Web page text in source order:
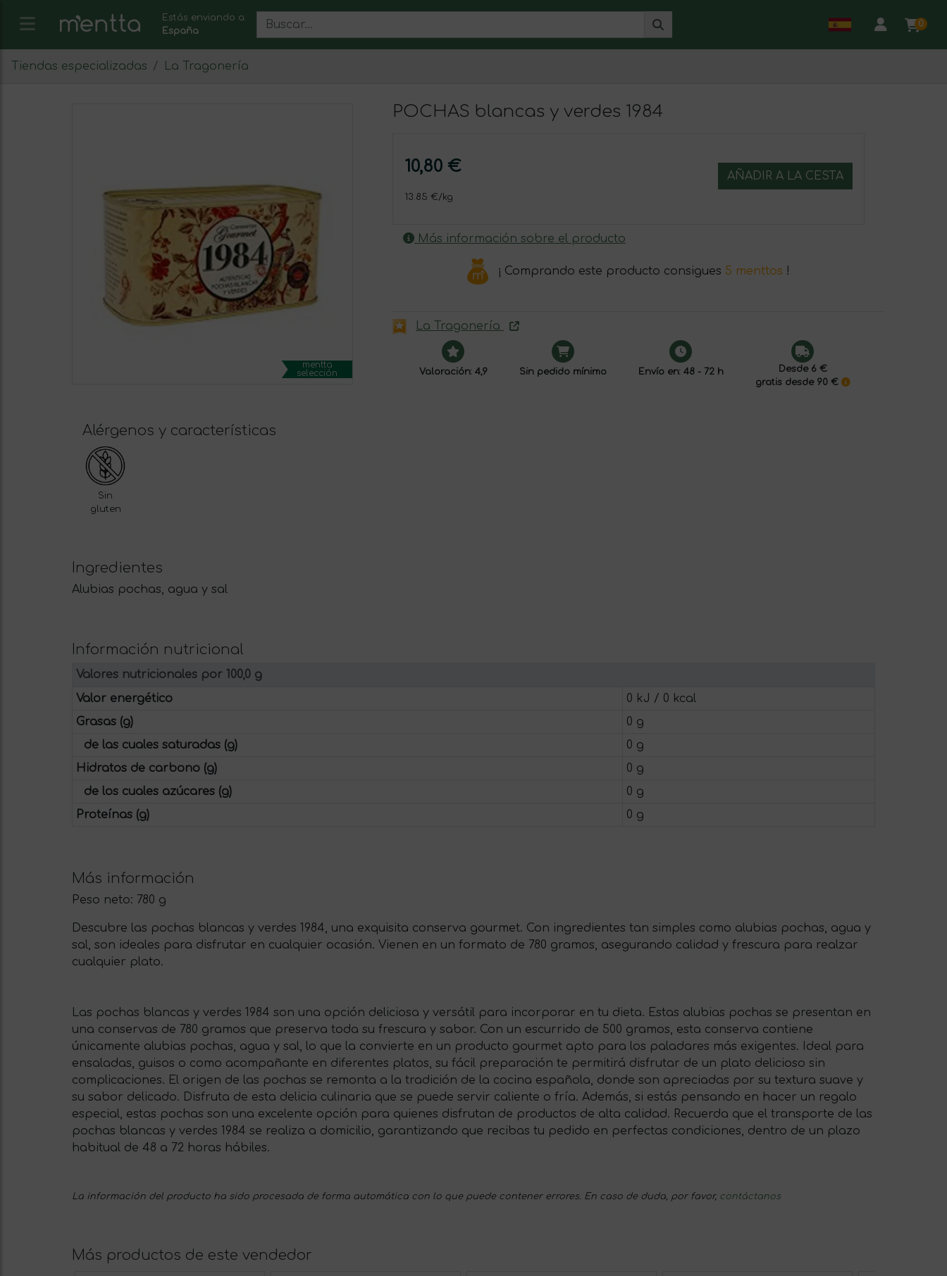
Estás enviando a:
España
0
Tiendas especializadas La Tragonería
mentta
selección
POCHAS blancas y verdes 1984
10,80 €
13.85 €/kg
AÑADIR A LA CESTA
Más información sobre el producto
¡ Comprando este producto consigues 5 menttos !
La Tragonería
Valoración: 4,9 Sin pedido mínimo Envío en: 48 - 72 h
Desde 6 €
gratis desde 90 €
Alérgenos y características
Sin
gluten
Ingredientes
Alubias pochas, agua y sal
Información nutricional
Valores nutricionales por 100,0 g
Valor energético
0 kJ / 0 kcal
Grasas (g)
0 g
de las cuales saturadas (g)
0 g
Hidratos de carbono (g)
0 g
de los cuales azúcares (g)
0 g
Proteínas (g)
0 g
Más información
Peso neto: 780 g
Descubre las pochas blancas y verdes 1984, una exquisita conserva gourmet. Con ingredientes tan simples como alubias pochas, agua y
sal, son ideales para disfrutar en cualquier ocasión. Vienen en un formato de 780 gramos, asegurando calidad y frescura para realzar
cualquier plato.
Las pochas blancas y verdes 1984 son una opción deliciosa y versátil para incorporar en tu dieta. Estas alubias pochas se presentan en
una conservas de 780 gramos que preserva toda su frescura y sabor. Con un escurrido de 500 gramos, esta conserva contiene
únicamente alubias pochas, agua y sal, lo que la convierte en un producto gourmet apto para los paladares más exigentes. Ideal para
ensaladas, guisos o como acompañante en diferentes platos, su fácil preparación te permitirá disfrutar de un plato delicioso sin
complicaciones. El origen de las pochas se remonta a la tradición de la cocina española, donde son apreciadas por su textura suave y
su sabor delicado. Disfruta de esta delicia culinaria que se puede servir caliente o fría. Además, si estás pensando en hacer un regalo
especial, estas pochas son una excelente opción para quienes disfrutan de productos de alta calidad. Recuerda que el transporte de las
pochas blancas y verdes 1984 se realiza a domicilio, garantizando que recibas tu pedido en perfectas condiciones, dentro de un plazo
habitual de 48 a 72 horas hábiles.
La información del producto ha sido procesada de forma automática con lo que puede contener errores. En caso de duda, por favor, contáctanos
Más productos de este vendedor